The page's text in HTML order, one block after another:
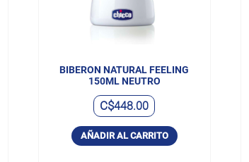
BIBERON NATURAL FEELING
150ML NEUTRO
C$448.00
AÑADIR AL CARRITO